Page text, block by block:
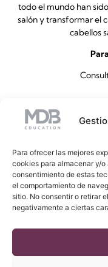
Para ofrecer las mejores
cookies para almacenar y/
consentimiento de estas
el comportamiento de
sitio. No consentir o retirar
negativamente a ciertas
todo el mundo han
salón y transformar el
cabellos